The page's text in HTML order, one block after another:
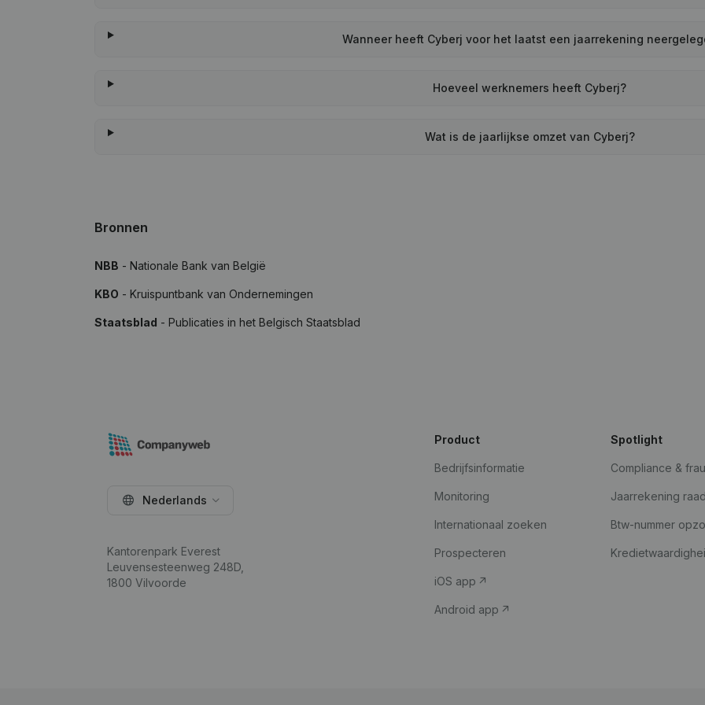
Wanneer heeft Cyberj voor het laatst een jaarrekening
Hoeveel werknemers heeft Cyberj?
Wat is de jaarlijkse omzet van Cyberj?
Bronnen
NBB - Nationale Bank van België
KBO - Kruispuntbank van Ondernemingen
Staatsblad - Publicaties in het Belgisch Staatsblad
Nederlands
Kantorenpark Everest
Leuvensesteenweg 248D,
1800 Vilvoorde
Product
Bedrijfsinformatie
Monitoring
Internationaal zoeken
Prospecteren
iOS app
Android app
Spotlight
Compliance &
Jaarrekening
Btw-nummer